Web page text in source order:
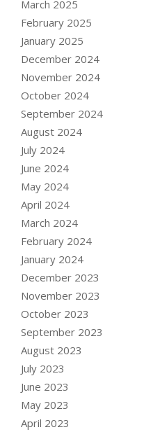
March 2025
February 2025
January 2025
December 2024
November 2024
October 2024
September 2024
August 2024
July 2024
June 2024
May 2024
April 2024
March 2024
February 2024
January 2024
December 2023
November 2023
October 2023
September 2023
August 2023
July 2023
June 2023
May 2023
April 2023